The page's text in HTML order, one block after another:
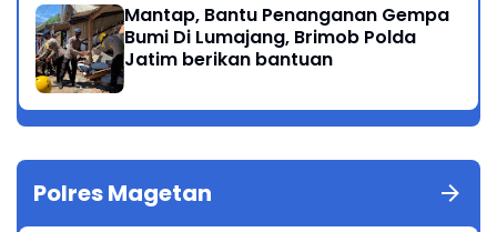
Mantap, Bantu Penanganan Gempa
Bumi Di Lumajang, Brimob Polda
Jatim berikan bantuan
Polres Magetan